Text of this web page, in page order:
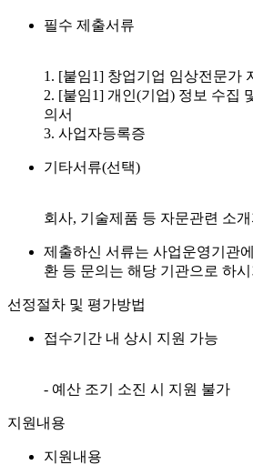
필수 제출서류
1. [붙임1] 창업기업 임상전문가
2. [붙임1] 개인(기업) 정보 수집
의서
3. 사업자등록증
기타서류(선택)
회사, 기술제품 등 자문관련 소개
제출하신 서류는 사업운영기관
환 등 문의는 해당 기관으로 하
선정절차 및 평가방법
접수기간 내 상시 지원 가능
- 예산 조기 소진 시 지원 불가
지원내용
지원내용